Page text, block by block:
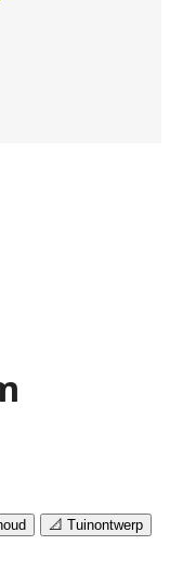
📐 Tuinontwerp